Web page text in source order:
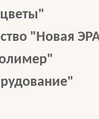
"Новая